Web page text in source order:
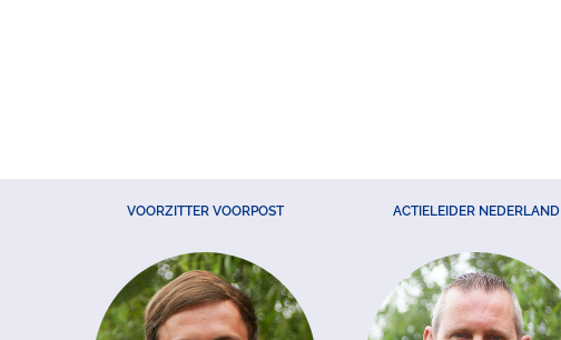
VOORZITTER VOORPOST ACTIELEIDER NEDERLAND